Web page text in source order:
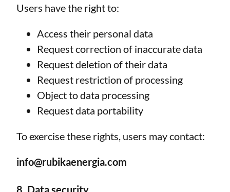
Users have the right to:
Access their personal data
Request correction of inaccurate data
Request deletion of their data
Request restriction of processing
Object to data processing
Request data portability
To exercise these rights, users may contact:
info@rubikaenergia.com
8. Data security